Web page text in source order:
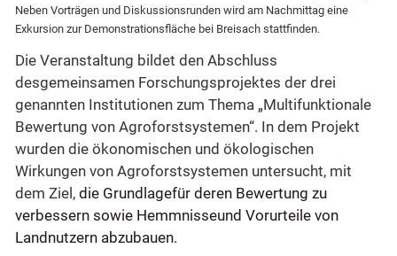
Neben Vorträgen und Diskussionsrunden wird am Nachmittag eine
Exkursion zur Demonstrationsfläche bei Breisach stattfinden.
Die Veranstaltung bildet den Abschluss
desgemeinsamen Forschungsprojektes der drei
genannten Institutionen zum Thema „Multifunktionale
Bewertung von Agroforstsystemen“. In dem Projekt
wurden die ökonomischen und ökologischen
Wirkungen von Agroforstsystemen untersucht, mit
dem Ziel, die Grundlagefür deren Bewertung zu
verbessern sowie Hemmnisseund Vorurteile von
Landnutzern abzubauen.